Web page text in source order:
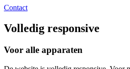
Contact
Volledig responsive
Voor alle apparaten